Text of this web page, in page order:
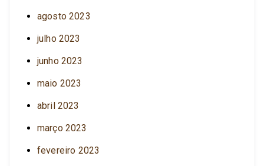
agosto 2023
julho 2023
junho 2023
maio 2023
abril 2023
março 2023
fevereiro 2023